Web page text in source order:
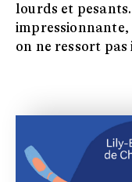
lourds et
on ne ressort pas